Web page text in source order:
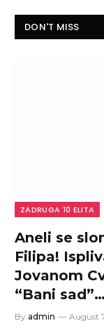
DON'T MISS
ZADRUGA 10 ELITA
Aneli se
Filipa!
Jovanom
“Bani sad”…
By admin August